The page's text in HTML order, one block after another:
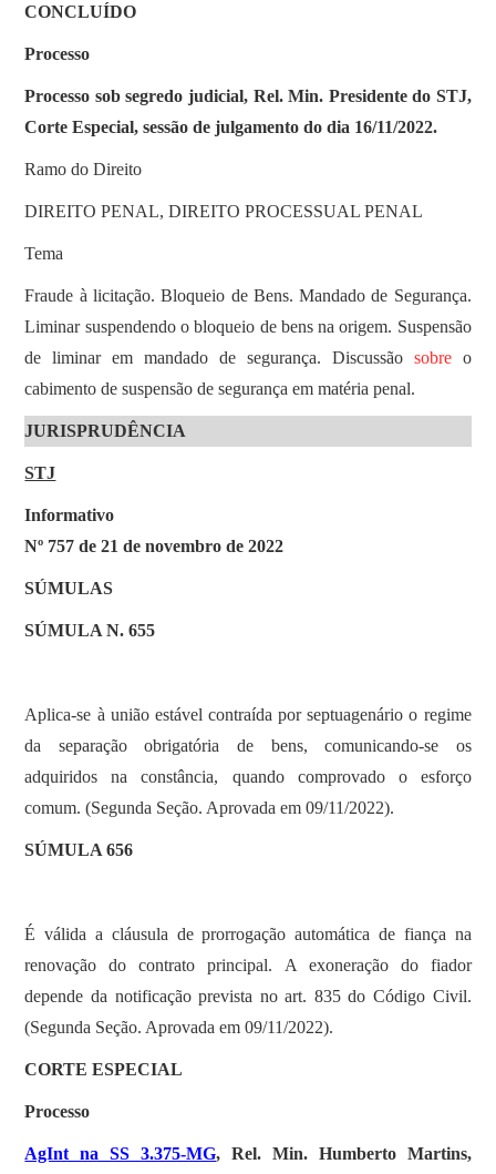
CONCLUÍDO
Processo
Processo sob segredo judicial, Rel. Min. Presidente do STJ,
Corte Especial, sessão de julgamento do dia 16/11/2022.
Ramo do Direito
DIREITO PENAL, DIREITO PROCESSUAL PENAL
Tema
Fraude à licitação. Bloqueio de Bens. Mandado de Segurança.
Liminar suspendendo o bloqueio de bens na origem. Suspensão
de liminar em mandado de segurança. Discussão sobreo
cabimento de suspensão de segurança em matéria penal.
JURISPRUDÊNCIA
STJ
Informativo
Nº 757 de 21 de novembro de 2022
SÚMULAS
SÚMULA N. 655
Aplica-se à união estável contraída por septuagenário o regime
da separação obrigatória de bens, comunicando-se os
adquiridos na constância, quando comprovado o esforço
comum. (Segunda Seção. Aprovada em 09/11/2022).
SÚMULA 656
É válida a cláusula de prorrogação automática de fiança na
renovação do contrato principal. A exoneração do fiador
depende da notificação prevista no art. 835 do Código Civil.
(Segunda Seção. Aprovada em 09/11/2022).
CORTE ESPECIAL
Processo
AgInt na SS 3.375-MG, Rel. Min. Humberto Martins,